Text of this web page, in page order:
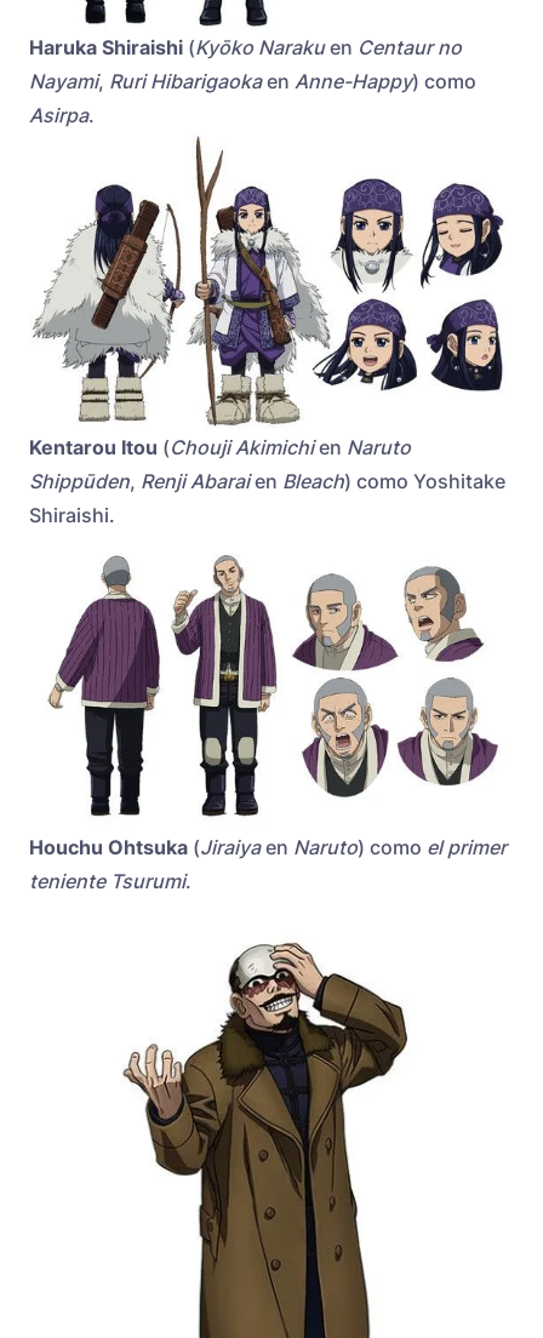
Haruka Shiraishi (Kyōko Narakuen Centaur no
Nayami, Ruri Hibarigaokaen Anne-Happy) como
Asirpa.
Kentarou Itou (Chouji Akimichien Naruto
Shippūden, Renji Abaraien Bleach) como Yoshitake
Shiraishi.
Houchu Ohtsuka (Jiraiyaen Naruto) como el primer
teniente Tsurumi.